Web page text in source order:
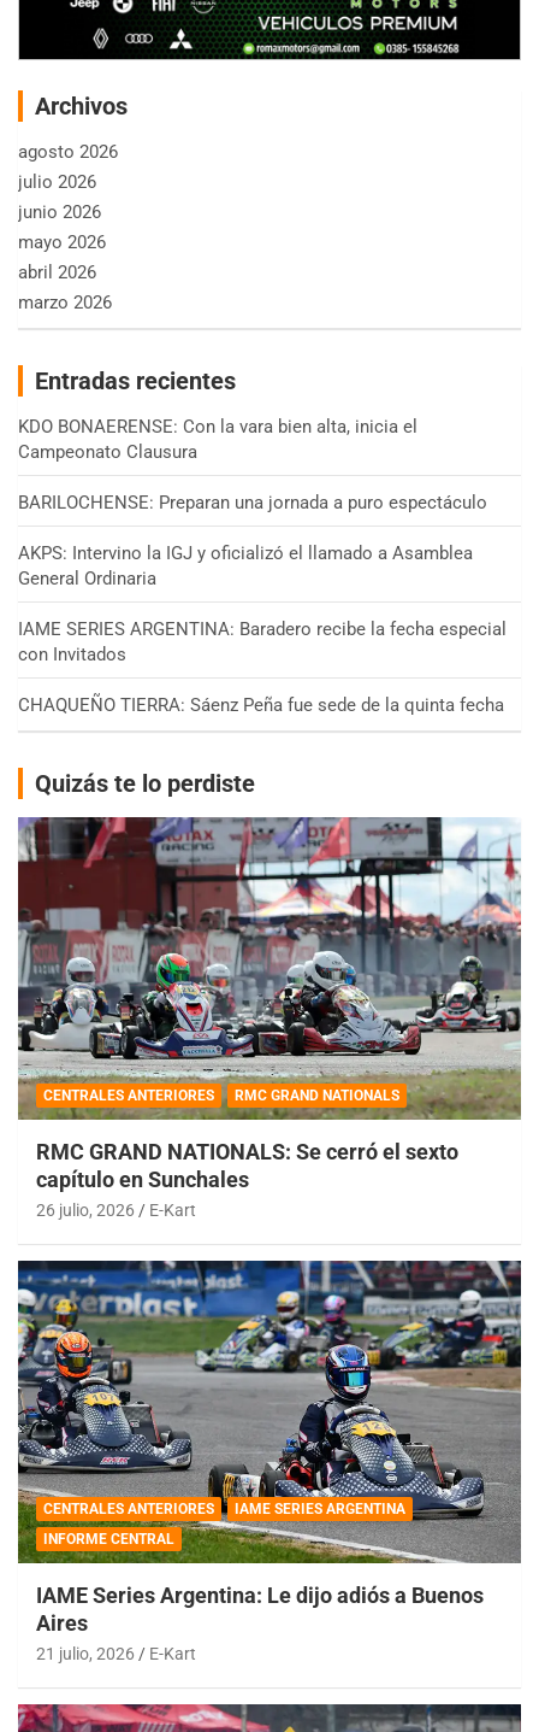
Archivos
agosto 2026
julio 2026
junio 2026
mayo 2026
abril 2026
marzo 2026
Entradas recientes
KDO BONAERENSE: Con la vara bien alta, inicia el
Campeonato Clausura
BARILOCHENSE: Preparan una jornada a puro espectáculo
AKPS: Intervino la IGJ y oficializó el llamado a Asamblea
General Ordinaria
IAME SERIES ARGENTINA: Baradero recibe la fecha especial
con Invitados
CHAQUEÑO TIERRA: Sáenz Peña fue sede de la quinta fecha
Quizás te lo perdiste
CENTRALES ANTERIORES RMC GRAND NATIONALS
RMC GRAND NATIONALS: Se cerró el sexto
capítulo en Sunchales
26 julio, 2026 E-Kart
CENTRALES ANTERIORES
IAME SERIES ARGENTINA
INFORME CENTRAL
IAME Series Argentina: Le dijo adiós a Buenos
Aires
21 julio, 2026 E-Kart